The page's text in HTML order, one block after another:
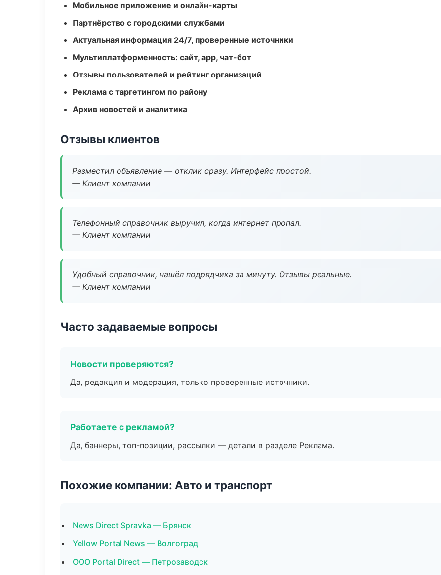
Мобильное приложение и онлайн-карты
Партнёрство с городскими службами
Актуальная информация 24/7, проверенные источники
Мультиплатформенность: сайт, app, чат-бот
Отзывы пользователей и рейтинг организаций
Реклама с таргетингом по району
Архив новостей и аналитика
Отзывы клиентов
Разместил объявление — отклик сразу. Интерфейс простой.
— Клиент компании
Телефонный справочник выручил, когда интернет пропал.
— Клиент компании
Удобный справочник, нашёл подрядчика за минуту. Отзывы реальные.
— Клиент компании
Часто задаваемые вопросы
Новости проверяются?
Да, редакция и модерация, только проверенные источники.
Работаете с рекламой?
Да, баннеры, топ-позиции, рассылки — детали в разделе Реклама.
Похожие компании: Авто и транспорт
News Direct Spravka — Брянск
Yellow Portal News — Волгоград
ООО Portal Direct — Петрозаводск